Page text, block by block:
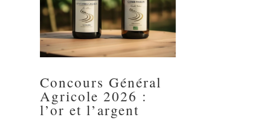
Concours Général
Agricole 2026 :
l’or et l’argent